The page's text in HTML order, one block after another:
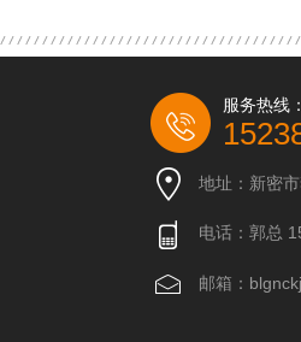
服务热线：
地址：新密
电话：郭总
邮箱：